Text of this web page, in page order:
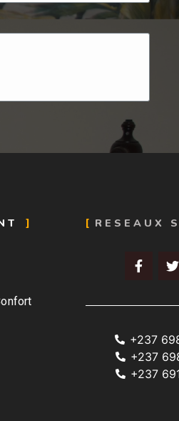
RESEAUX
+237
+237
+237